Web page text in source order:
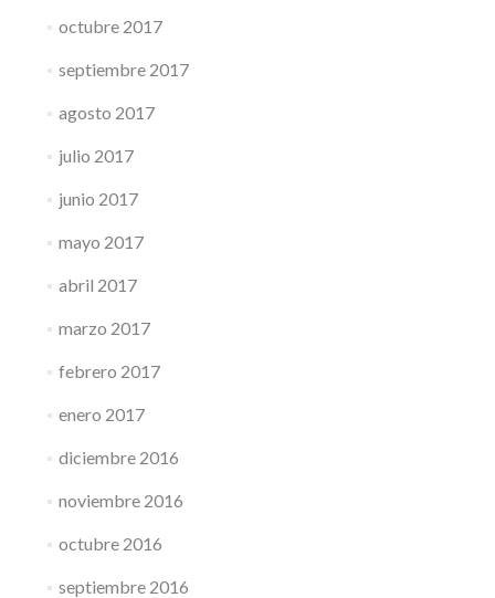
octubre 2017
septiembre 2017
agosto 2017
julio 2017
junio 2017
mayo 2017
abril 2017
marzo 2017
febrero 2017
enero 2017
diciembre 2016
noviembre 2016
octubre 2016
septiembre 2016